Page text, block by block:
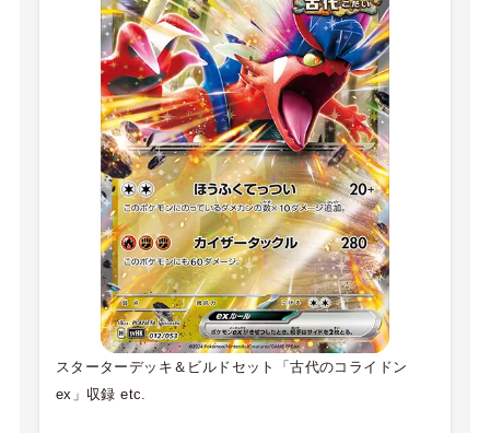
スターターデッキ＆ビルドセット「古代のコライドン
ex」収録 etc.